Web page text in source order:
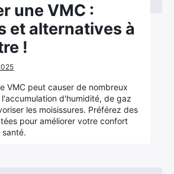
une VMC :
et alternatives à
!
VMC peut causer de nombreux
l'accumulation d'humidité, de gaz
les moisissures. Préférez des
pour améliorer votre confort
santé.